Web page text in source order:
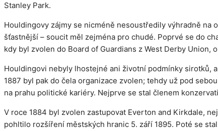
Stanley Park.
Houldingovy zájmy se nicméně nesoustředily výhradně na
šťastnější – soucit měl zejména pro chudé. Poprvé se do
kdy byl zvolen do Board of Guardians z West Derby
Houldingovi nebyly lhostejné ani životní podmínky sirotků,
1887 byl pak do čela organizace zvolen; tehdy už pod
na prahu politické kariéry. Nejprve se stal členem
V roce 1884 byl zvolen zastupovat Everton and Kirkdale,
pohltilo rozšíření městských hranic 5. září 1895. Poté se